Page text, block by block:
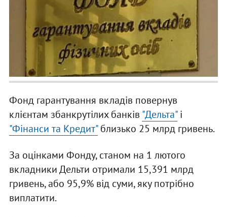
Фонд гарантування вкладів повернув
клієнтам збанкрутілих банків "Дельта"і
"Фінанси та Кредит"близько 25 млрд гривень.
За оцінками Фонду, станом на 1 лютого
вкладники Дельти отримали 15,391 млрд
гривень, або 95,9% від суми, яку потрібно
виплатити.